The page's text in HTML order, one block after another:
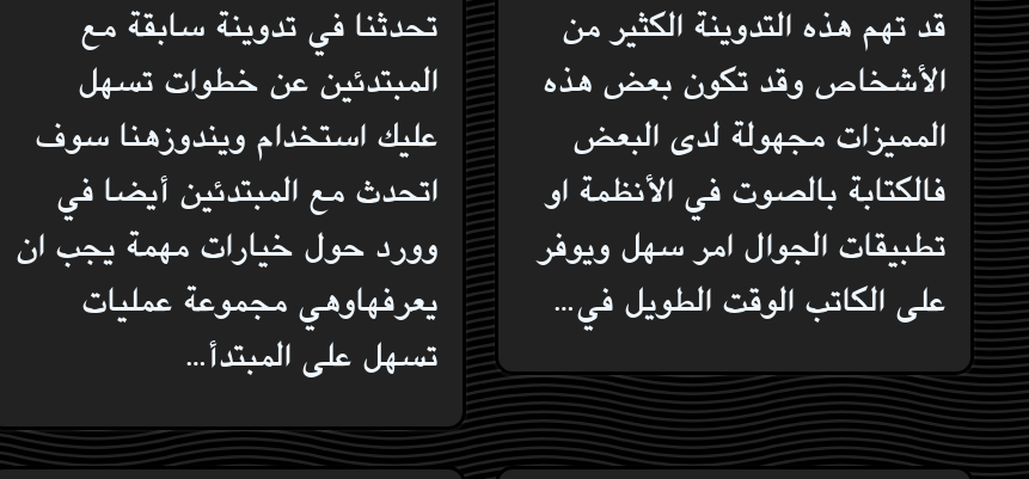
قد تهم هذه التدوينة الكثير من
الأشخاص وقد تكون بعض هذه
المميزات مجهولة لدى البعض
فالكتابة بالصوت في الأنظمة او
تطبيقات الجوال امر سهل ويوفر
على الكاتب الوقت الطويل في…
تحدثنا في تدوينة سابقة مع
المبتدئين عن خطوات تسهل
عليك استخدام ويندوزهنا سوف
اتحدث مع المبتدئين أيضا في
وورد حول خيارات مهمة يجب ان
يعرفهاوهي مجموعة عمليات
تسهل على المبتدأ…